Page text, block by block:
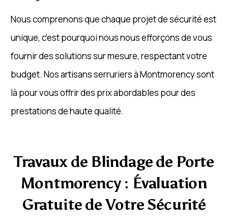
Nous comprenons que chaque projet de sécurité est
unique, c’est pourquoi nous nous efforçons de vous
fournir des solutions sur mesure, respectant votre
budget. Nos artisans serruriers à Montmorency sont
là pour vous offrir des prix abordables pour des
prestations de haute qualité.
Travaux de Blindage de Porte
Montmorency : Évaluation
Gratuite de Votre Sécurité